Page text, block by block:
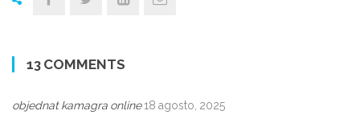
13 COMMENTS
objednat kamagra online18 agosto, 2025